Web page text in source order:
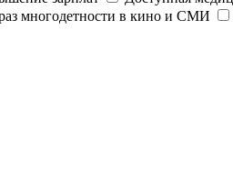
многодетности в кино и СМИ